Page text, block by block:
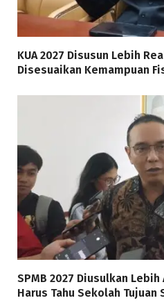
KUA 2027 Disusun Lebih
Disesuaikan Kemampuan
SPMB 2027 Diusulkan
Harus Tahu Sekolah Tujuan